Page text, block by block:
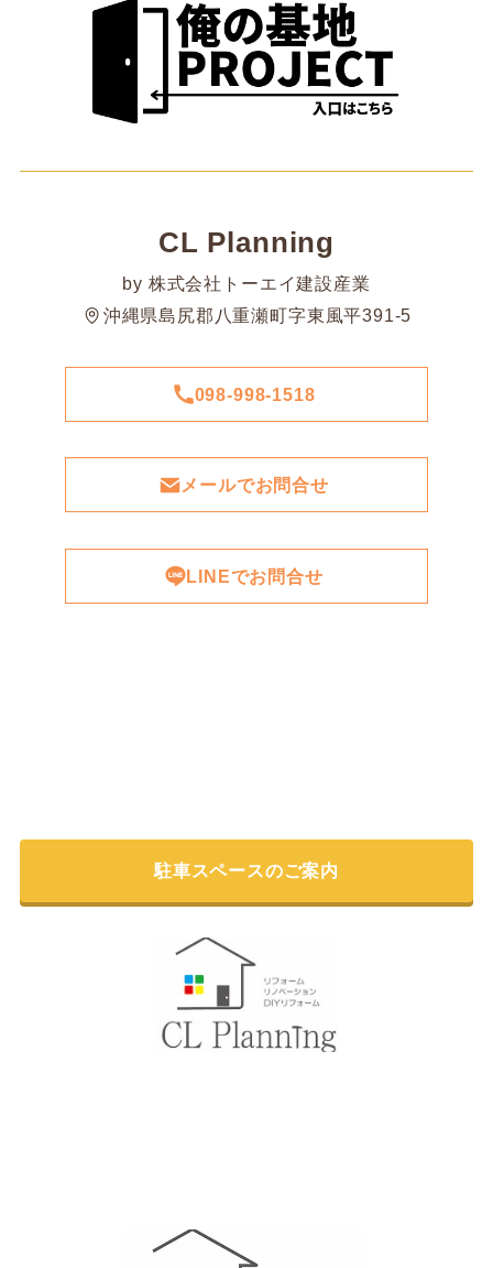
CL Planning
by 株式会社トーエイ建設産業
沖縄県島尻郡八重瀬町字東風平391-5
098-998-1518
メールでお問合せ
LINEでお問合せ
駐車スペースのご案内